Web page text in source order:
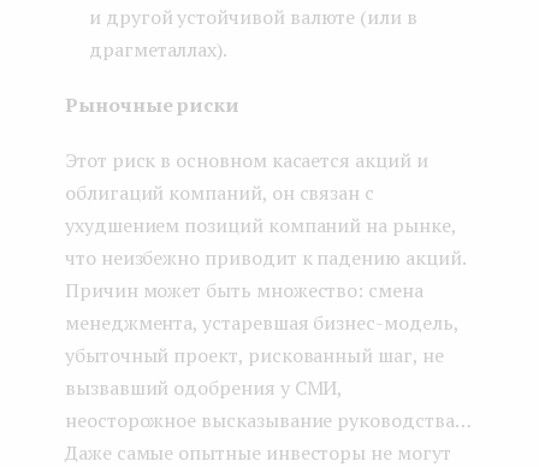
и другой устойчивой валюте (или в
драгметаллах).
Рыночные риски
Этот риск в основном касается акций и
облигаций компаний, он связан с
ухудшением позиций компаний на рынке,
что неизбежно приводит к падению акций.
Причин может быть множество: смена
менеджмента, устаревшая бизнес-модель,
убыточный проект, рискованный шаг, не
вызвавший одобрения у СМИ,
неосторожное высказывание руководства…
Даже самые опытные инвесторы не могут